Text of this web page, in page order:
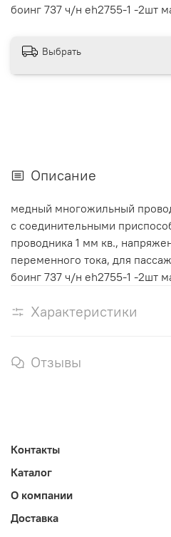
боинг 737 ч/н eh2755-1 -2шт
Выбрать
Описание
медный многожильный
с соединительными
проводника 1 мм кв.,
переменного тока, для
боинг 737 ч/н eh2755-1 -2шт
Характеристики
Отзывы
Контакты
Каталог
О компании
Доставка